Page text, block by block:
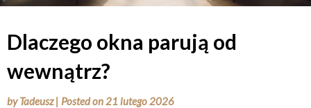
Dlaczego okna parują od
wewnątrz?
byTadeusz | Posted on21 lutego 2026